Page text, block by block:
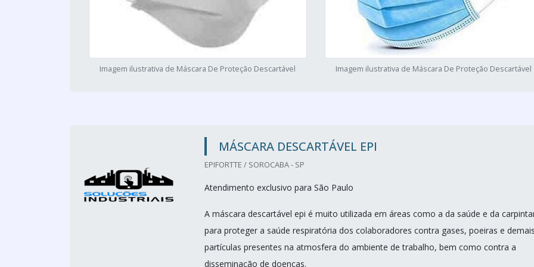
Imagem ilustrativa de Máscara De Proteção Descartável Imagem ilustrativa de Máscara De Proteção Descartável
MÁSCARA DESCARTÁVEL EPI
EPIFORTTE / SOROCABA - SP
Atendimento exclusivo para São Paulo
A máscara descartável epi é muito utilizada em áreas como a da saúde e da
para proteger a saúde respiratória dos colaboradores contra gases, poeiras e demais
partículas presentes na atmosfera do ambiente de trabalho, bem como contra a
disseminação de doenças.